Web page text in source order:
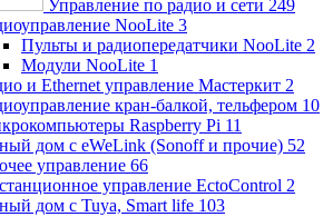
Управление по радио и сети 249
NooLite 3
Пульты и радиопередатчики NooLite 2
Модули NooLite 1
и Ethernet управление Мастеркит 2
кран-балкой, тельфером 10
Raspberry Pi 11
дом c eWeLink (Sonoff и прочие) 52
управление 66
управление EctoControl 2
дом с Tuya, Smart life 103